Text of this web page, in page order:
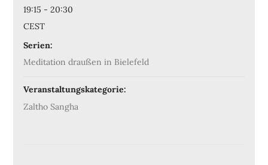
19:15 - 20:30
CEST
Serien:
Meditation draußen in Bielefeld
Veranstaltungskategorie:
Zaltho Sangha